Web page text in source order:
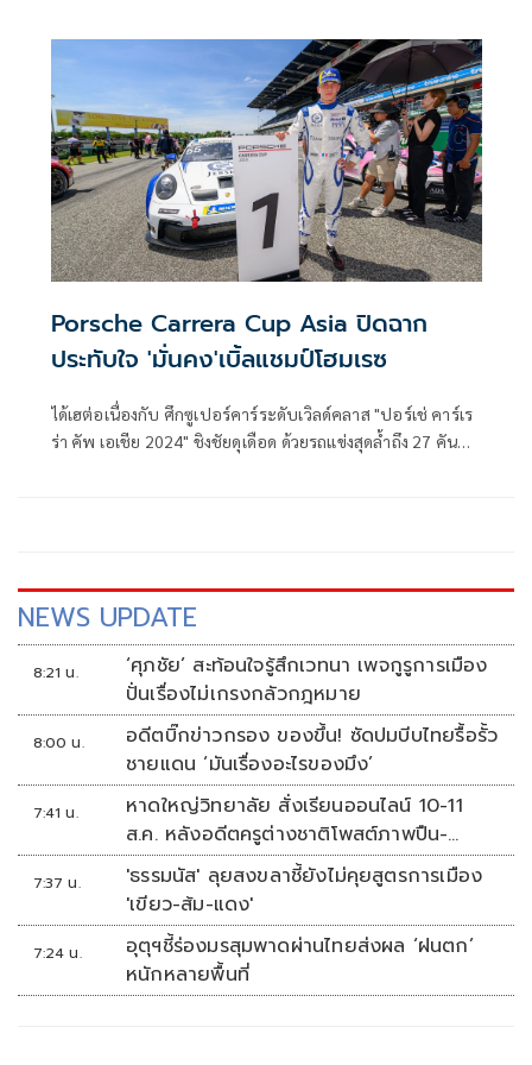
จังหวัดนครสวรรค์ ร่วมกับ นายอนุทิน ชาญวีรกูล นายกรัฐมนตรี
และรัฐมนตรีว่าการกระทรวงมหาดไทย และคณะ ร่วมลงพื้นที่
เพื่อติดตามความก้าวหน้าการดำเนินโครงการพัฒนาพื้นที่บึง
บอระเพ็ด
Porsche Carrera Cup Asia ปิดฉาก
ประทับใจ 'มั่นคง'เบิ้ลแชมป์โฮมเรซ
ได้เฮต่อเนื่องกับ ศึกซูเปอร์คาร์ระดับเวิลด์คลาส "ปอร์เช่ คาร์เร
ร่า คัพ เอเชีย 2024" ชิงชัยดุเดือด ด้วยรถแข่งสุดล้ำถึง 27 คัน
สนามช้าง อินเตอร์เนชั่นแนล เซอร์กิต จ.บุรีรัมย์
NEWS UPDATE
8:21 น.
‘ศุภชัย’ สะท้อนใจรู้สึกเวทนา เพจกูรูการเมือง
ปั่นเรื่องไม่เกรงกลัวกฎหมาย
8:00 น.
อดีตบิ๊กข่าวกรอง ของขึ้น! ซัดปมบีบไทยรื้อรั้ว
ชายแดน ‘มันเรื่องอะไรของมึง’
7:41 น.
หาดใหญ่วิทยาลัย สั่งเรียนออนไลน์ 10-11
ส.ค. หลังอดีตครูต่างชาติโพสต์ภาพปืน-
ข้อความข่มขู่
7:37 น.
'ธรรมนัส' ลุยสงขลาชี้ยังไม่คุยสูตรการเมือง
'เขียว-ส้ม-แดง'
7:24 น.
อุตุฯชี้ร่องมรสุมพาดผ่านไทยส่งผล ‘ฝนตก’
หนักหลายพื้นที่